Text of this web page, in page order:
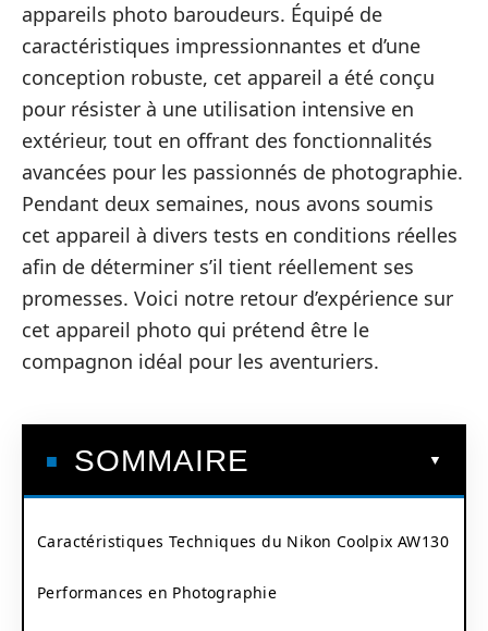
appareils photo baroudeurs. Équipé de
caractéristiques impressionnantes et d’une
conception robuste, cet appareil a été conçu
pour résister à une utilisation intensive en
extérieur, tout en offrant des fonctionnalités
avancées pour les passionnés de photographie.
Pendant deux semaines, nous avons soumis
cet appareil à divers tests en conditions réelles
afin de déterminer s’il tient réellement ses
promesses. Voici notre retour d’expérience sur
cet appareil photo qui prétend être le
compagnon idéal pour les aventuriers.
SOMMAIRE
Caractéristiques Techniques du Nikon Coolpix AW130
Performances en Photographie